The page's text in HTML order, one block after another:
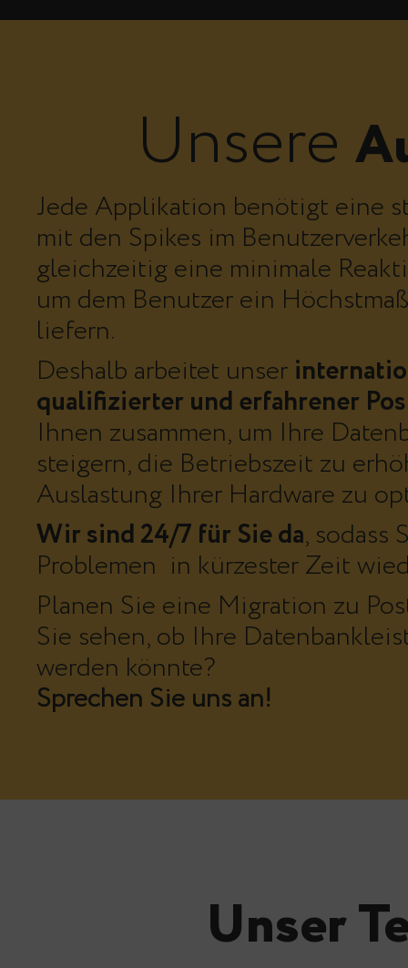
Unsere
Jede Applikation benötigt eine
mit den Spikes im
gleichzeitig eine minimale
um dem Benutzer ein
liefern.
Deshalb arbeitet unser
qualifizierter und erfahrener
Ihnen zusammen, um Ihre
steigern, die Betriebszeit zu
Auslastung Ihrer Hardware zu
Wir sind 24/7 für Sie da, sodass
Problemen in kürzester Zeit
Planen Sie eine Migration zu
Sie sehen, ob Ihre
werden könnte?
Sprechen Sie uns an!
Unser